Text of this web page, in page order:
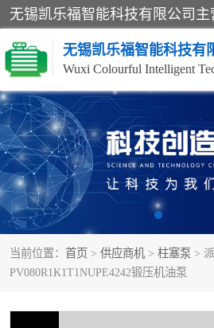
无锡凯乐福智能科技有
当前位置： 首页 > 供应商机 > 柱塞泵 >
PV080R1K1T1NUPE4242锻压机油泵
齿轮泵 机
风冷式油冷却器 叶
液压马达
柱塞泵 方